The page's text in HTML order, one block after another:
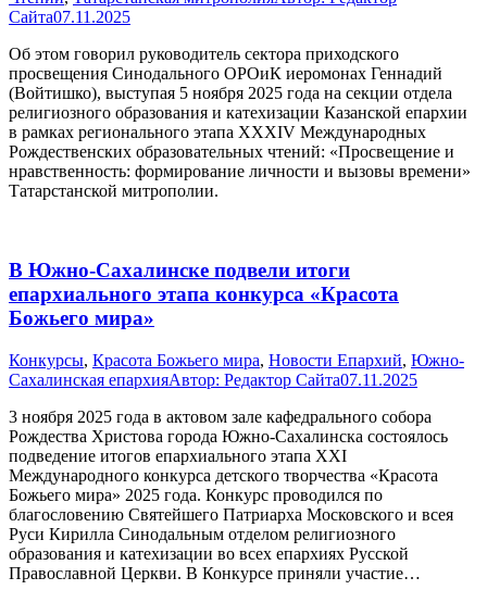
Сайта07.11.2025
Об этом говорил руководитель сектора приходского
просвещения Синодального ОРОиК иеромонах Геннадий
(Войтишко), выступая 5 ноября 2025 года на секции отдела
религиозного образования и катехизации Казанской епархии
в рамках регионального этапа ХХХIV Международных
Рождественских образовательных чтений: «Просвещение и
нравственность: формирование личности и вызовы времени»
Татарстанской митрополии.
В Южно-Сахалинске подвели итоги
епархиального этапа конкурса «Красота
Божьего мира»
Конкурсы, Красота Божьего мира, Новости Епархий, Южно-
Сахалинская епархияАвтор: Редактор Сайта07.11.2025
3 ноября 2025 года в актовом зале кафедрального собора
Рождества Христова города Южно-Сахалинска состоялось
подведение итогов епархиального этапа XXI
Международного конкурса детского творчества «Красота
Божьего мира» 2025 года. Конкурс проводился по
благословению Святейшего Патриарха Московского и всея
Руси Кирилла Синодальным отделом религиозного
образования и катехизации во всех епархиях Русской
Православной Церкви. В Конкурсе приняли участие…